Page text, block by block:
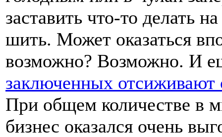
заставить что-то делать
шить. Может оказаться
возможно? Возможно. И
заключенных отсиживают
При общем количестве в
бизнес оказался очень